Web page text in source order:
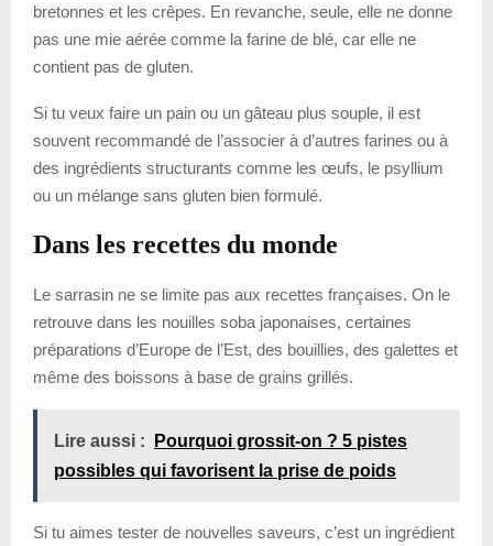
bretonnes et les crêpes. En revanche, seule, elle ne donne
pas une mie aérée comme la farine de blé, car elle ne
contient pas de gluten.
Si tu veux faire un pain ou un gâteau plus souple, il est
souvent recommandé de l’associer à d’autres farines ou à
des ingrédients structurants comme les œufs, le psyllium
ou un mélange sans gluten bien formulé.
Dans les recettes du monde
Le sarrasin ne se limite pas aux recettes françaises. On le
retrouve dans les nouilles soba japonaises, certaines
préparations d’Europe de l’Est, des bouillies, des galettes et
même des boissons à base de grains grillés.
Lire aussi :
Pourquoi grossit-on ? 5 pistes
possibles qui favorisent la prise de poids
Si tu aimes tester de nouvelles saveurs, c’est un ingrédient